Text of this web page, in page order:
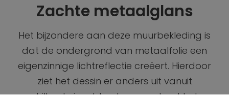
Zachte metaalglans
Het bijzondere aan deze muurbekleding is
dat de ondergrond van metaalfolie een
eigenzinnige lichtreflectie creëert. Hierdoor
ziet het dessin er anders uit vanuit